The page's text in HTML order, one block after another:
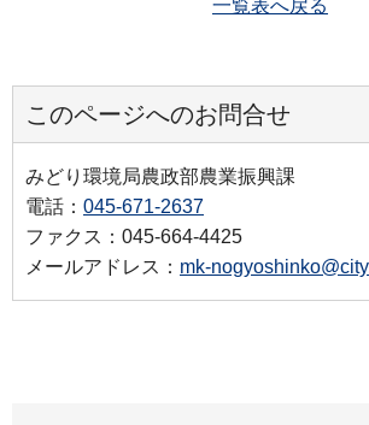
一覧表へ戻る
このページへのお問合せ
みどり環境局農政部農業振興課
電話： 045-671-2637
ファクス：045-664-4425
メールアドレス： mk-